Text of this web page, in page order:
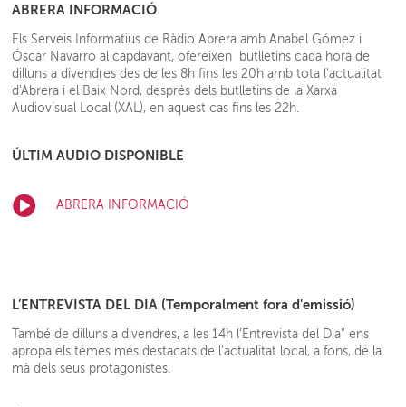
ABRERA INFORMACIÓ
Els Serveis Informatius de Ràdio Abrera amb Anabel Gómez i
Óscar Navarro al capdavant, ofereixen butlletins cada hora de
dilluns a divendres des de les 8h fins les 20h amb tota l'actualitat
d'Abrera i el Baix Nord, després dels butlletins de la Xarxa
Audiovisual Local (XAL), en aquest cas fins les 22h.
ÚLTIM AUDIO DISPONIBLE
ABRERA INFORMACIÓ
L’ENTREVISTA DEL DIA (Temporalment fora d'emissió)
També de dilluns a divendres, a les 14h l’Entrevista del Dia” ens
apropa els temes més destacats de l'actualitat local, a fons, de la
mà dels seus protagonistes.